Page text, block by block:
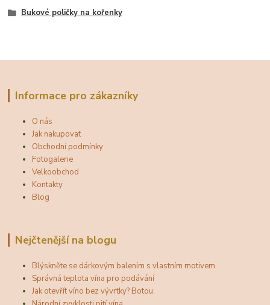
Bukové poličky na kořenky
Informace pro zákazníky
O nás
Jak nakupovat
Obchodní podmínky
Fotogalerie
Velkoobchod
Kontakty
Blog
Nejčtenější na blogu
Blýskněte se dárkovým balením s vlastním motivem
Správná teplota vína pro podávání
Jak otevřít víno bez vývrtky? Botou.